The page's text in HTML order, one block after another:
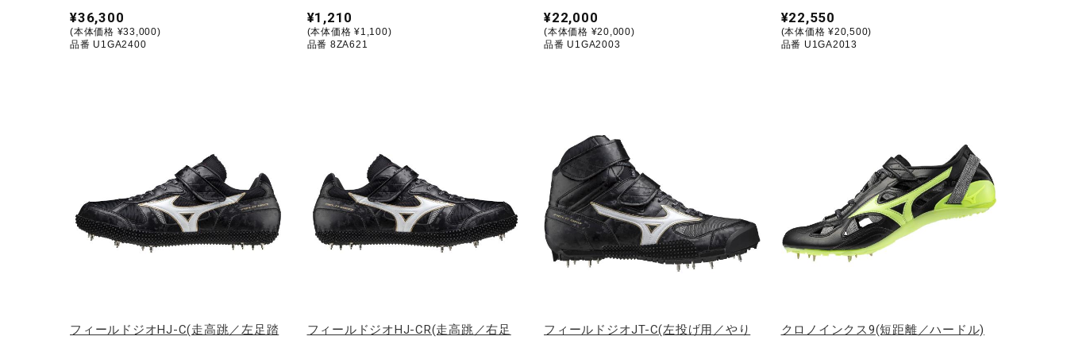
インナー
寝具／ミズノスリープ
コラボ／ライセンス
セール
¥36,300
(本体価格 ¥33,000)
品番 U1GA2400
¥1,210
(本体価格 ¥1,100)
品番 8ZA621
¥22,000
(本体価格 ¥20,000)
品番 U1GA2003
¥22,550
(本体価格 ¥20,500)
品番 U1GA2013
フィールドジオHJ-C(走高跳／左足踏
フィールドジオHJ-CR(走高跳／右足
フィールドジオJT-C(左投げ用／やり
クロノインクス9(短距離／ハードル)